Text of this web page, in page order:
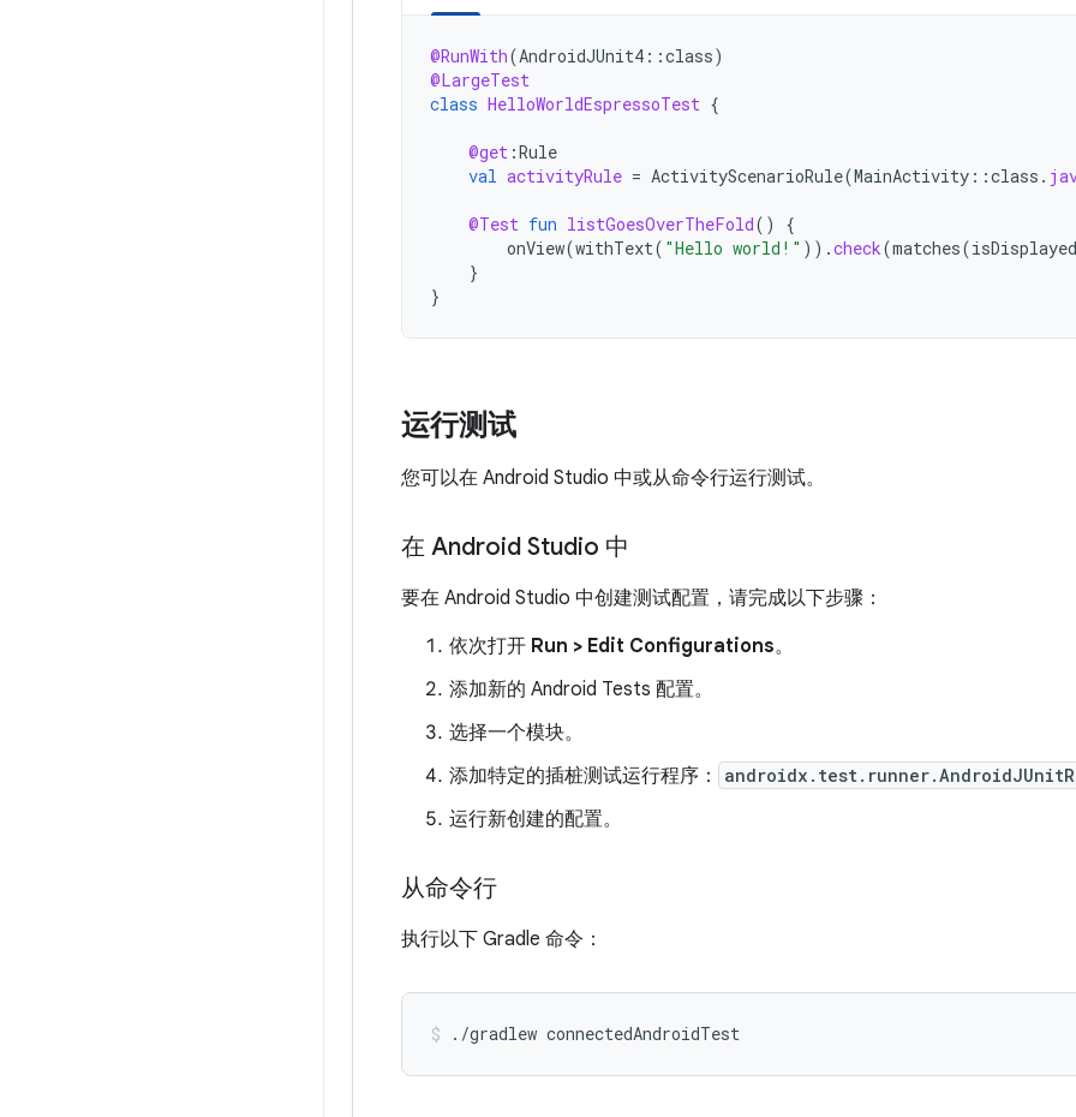
@RunWith(AndroidJUnit4 ::class)
@LargeTest
class HelloWorldEspressoTest {
@get :Rule
val activityRule = ActivityScenarioRule(MainActivity ::class .
@Test fun listGoesOverTheFold()
{
onView(withText( "Hello world!" )).check(matches(isDisplayed
}
}
运行测试
您可以在 Android Studio 中或从命令行运行测试。
在 Android Studio 中
要在 Android Studio 中创建测试配置，请完成以下步骤：
依次打开 Run > Edit Configurations。
添加新的 Android Tests 配置。
选择一个模块。
添加特定的插桩测试运行程序：
运行新创建的配置。
从命令行
执行以下 Gradle 命令：
./gradlew connectedAndroidTest